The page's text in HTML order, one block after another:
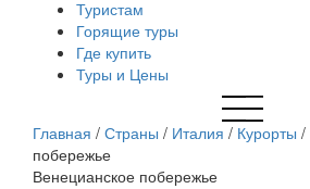
Туристам
Горящие туры
Где купить
Туры и Цены
Главная / Страны / Италия / Курорты /
побережье
Венецианское побережье